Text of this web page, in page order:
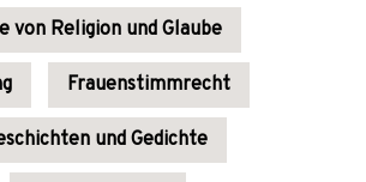
von Religion und Glaube
Frauenstimmrecht
und Gedichte